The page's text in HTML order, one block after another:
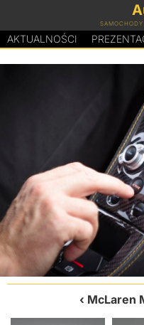
AKTUALNOŚCI
McLaren